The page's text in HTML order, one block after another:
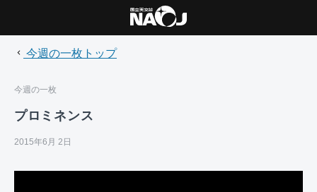
今週の一枚トップ
今週の一枚
プロミネンス
2015年6月 2日